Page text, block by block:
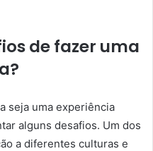
de fazer uma
seja uma experiência
alguns desafios. Um dos
a diferentes culturas e